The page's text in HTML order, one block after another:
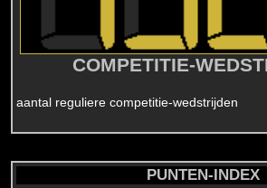
COMPETITIE-
aantal reguliere competitie-wedstrijden
PUNTEN-INDEX